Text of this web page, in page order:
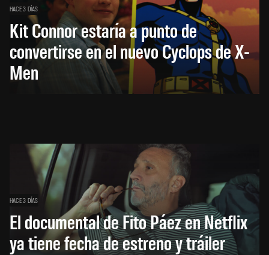
HACE 3 DÍAS
Kit Connor estaría a punto de
convertirse en el nuevo Cyclops de X-
Men
HACE 3 DÍAS
El documental de Fito Páez en Netflix
ya tiene fecha de estreno y tráiler